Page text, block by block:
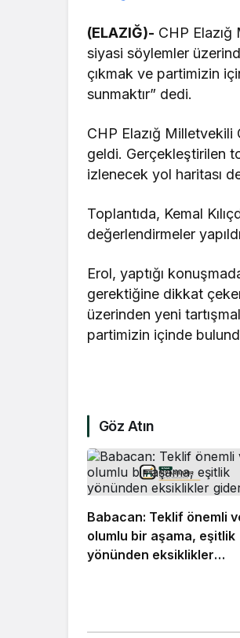
(ELAZIĞ)- CHP
siyasi söylemler
çıkmak ve partimizin
sunmaktır” dedi.
CHP Elazığ Milletvekili
geldi. Gerçekleştirilen
izlenecek yol haritası
Toplantıda, Kemal
değerlendirmeler
Erol, yaptığı
gerektiğine dikkat
üzerinden yeni
partimizin içinde
Göz Atın
Babacan: Teklif önemli
olumlu bir aşama, eşitlik
yönünden eksiklikler